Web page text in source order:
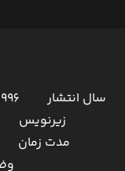
سال انتشار
زیرنویس
مدت زمان